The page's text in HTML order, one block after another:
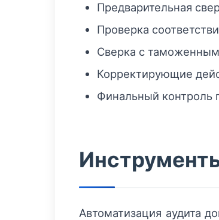
Предварительная
Проверка
Сверка с
Корректирующие
Финальный контроль
Автоматизация аудита